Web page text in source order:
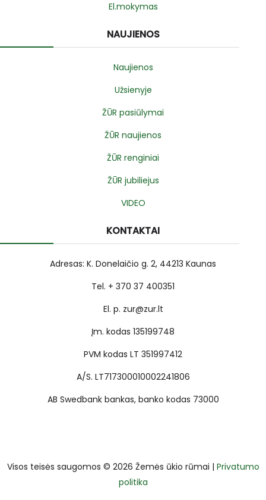
El.mokymas
NAUJIENOS
Naujienos
Užsienyje
ŽŪR pasiūlymai
ŽŪR naujienos
ŽŪR renginiai
ŽŪR jubiliejus
VIDEO
KONTAKTAI
Adresas: K. Donelaičio g. 2, 44213 Kaunas
Tel. + 370 37 400351
El. p. zur@zur.lt
Įm. kodas 135199748
PVM kodas LT 351997412
A/S. LT717300010002241806
AB Swedbank bankas, banko kodas 73000
Visos teisės saugomos © 2026 Žemės ūkio rūmai | Privatumo
politika